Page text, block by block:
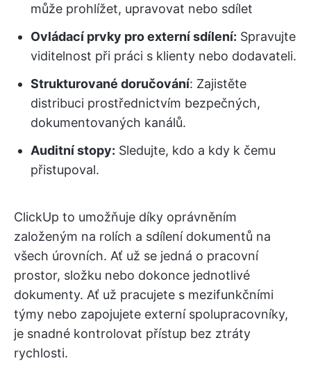
může prohlížet, upravovat nebo sdílet
Ovládací prvky pro externí sdílení: Spravujte
viditelnost při práci s klienty nebo dodavateli.
Strukturované doručování: Zajistěte
distribuci prostřednictvím bezpečných,
dokumentovaných kanálů.
Auditní stopy: Sledujte, kdo a kdy k čemu
přistupoval.
ClickUp to umožňuje díky oprávněním
založeným na rolích a sdílení dokumentů na
všech úrovních. Ať už se jedná o pracovní
prostor, složku nebo dokonce jednotlivé
dokumenty. Ať už pracujete s mezifunkčními
týmy nebo zapojujete externí spolupracovníky,
je snadné kontrolovat přístup bez ztráty
rychlosti.